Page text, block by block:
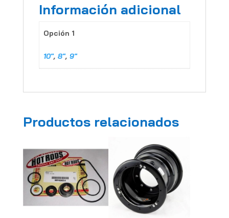
Información adicional
Opción 1
10", 8", 9"
Productos relacionados